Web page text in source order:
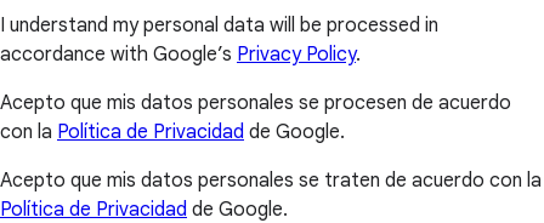
I understand my personal data will be processed in
accordance with Google’s Privacy Policy.
Acepto que mis datos personales se procesen de acuerdo
con la Política de Privacidad de Google.
Acepto que mis datos personales se traten de acuerdo con la
Política de Privacidad de Google.